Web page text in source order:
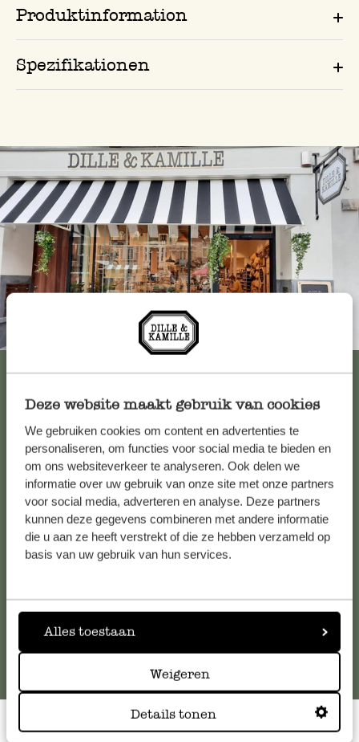
Deze website maakt gebruik van cookies
We gebruiken cookies om content en advertenties te
personaliseren, om functies voor social media te bieden en
om ons websiteverkeer te analyseren. Ook delen we
informatie over uw gebruik van onze site met onze partners
voor social media, adverteren en analyse. Deze partners
kunnen deze gegevens combineren met andere informatie
die u aan ze heeft verstrekt of die ze hebben verzameld op
basis van uw gebruik van hun services.
Alles toestaan
Weigeren
Details tonen
Produktinformation
Spezifikationen
Immer in der Nähe
Kundenservice/Hilfe
Falls Sie Fragen haben oder Tipps und Hilfe brauchen, wenden
Sie sich bitte an unseren Kundenservice. Oder lesen Sie hier
die Antworten aufhäufig gestellte Fragen.
Online-Kundenservice